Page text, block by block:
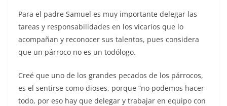
Para el padre Samuel es muy importante delegar las
tareas y responsabilidades en los vicarios que lo
acompañan y reconocer sus talentos, pues considera
que un párroco no es un todólogo.
Creé que uno de los grandes pecados de los párrocos,
es el sentirse como dioses, porque “no podemos hacer
todo, por eso hay que delegar y trabajar en equipo con